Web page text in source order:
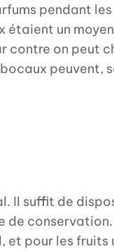
pendant les
étaient un
on peut
peuvent,
Il suffit de
de
pour les fruits